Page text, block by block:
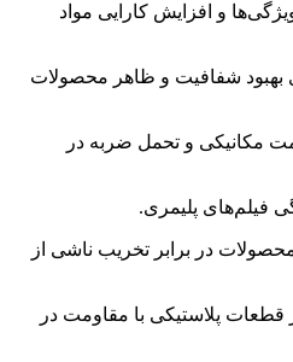
و افزایش کارایی مواد
بهبود شفافیت و ظاهر محصولات
مکانیکی و تحمل ضربه در
فیلم‌های پلیمری.
در برابر تخریب ناشی از
پلاستیکی با مقاومت در